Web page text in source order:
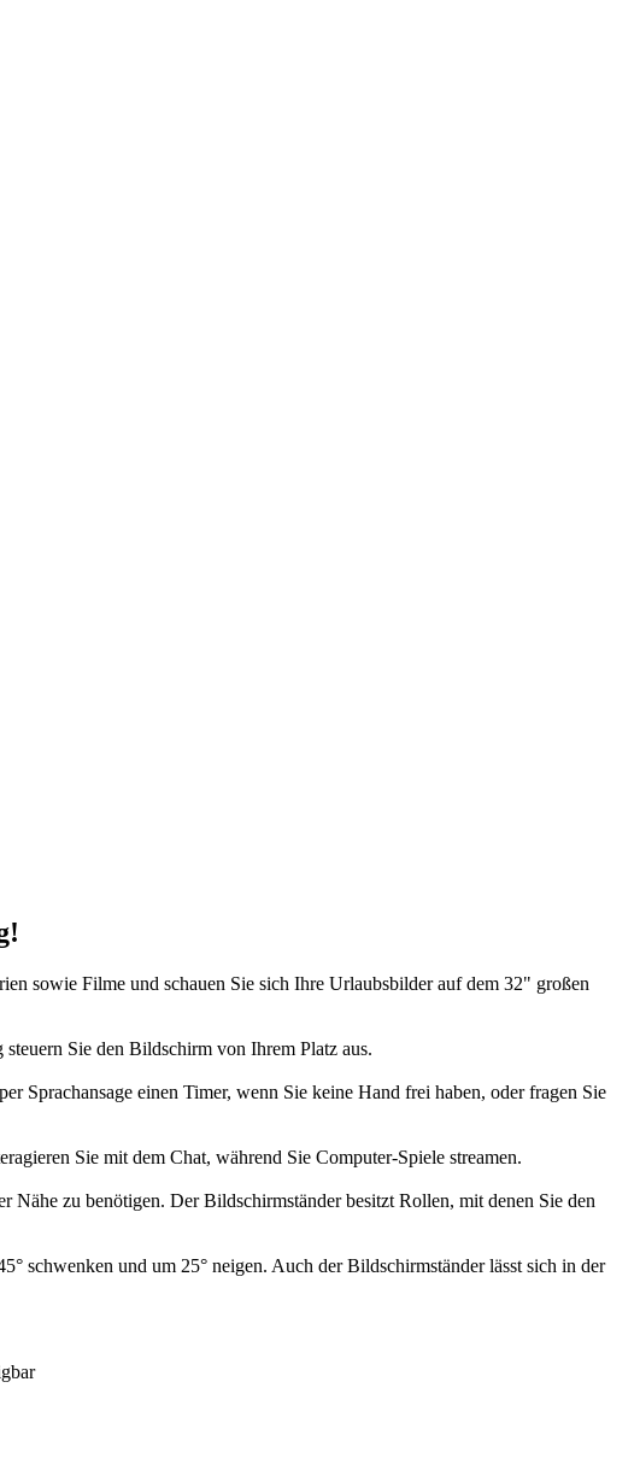
sowie Filme und schauen Sie sich Ihre Urlaubsbilder auf dem 32" großen
Sie den Bildschirm von Ihrem Platz aus.
Sprachansage einen Timer, wenn Sie keine Hand frei haben, oder fragen Sie
Sie mit dem Chat, während Sie Computer-Spiele streamen.
zu benötigen. Der Bildschirmständer besitzt Rollen, mit denen Sie den
schwenken und um 25° neigen. Auch der Bildschirmständer lässt sich in der